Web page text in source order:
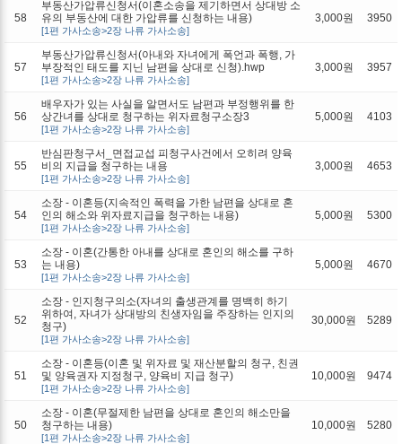
58
부동산가압류신청서(이혼소송을 제기하면서 상대방 소
유의 부동산에 대한 가압류를 신청하는 내용)
[1편 가사소송>2장 나류 가사소송]
3,000원 3950
57
부동산가압류신청서(아내와 자녀에게 폭언과 폭행, 가
부장적인 태도를 지닌 남편을 상대로 신청).hwp
[1편 가사소송>2장 나류 가사소송]
3,000원 3957
56
배우자가 있는 사실을 알면서도 남편과 부정행위를 한
상간녀를 상대로 청구하는 위자료청구소장3
[1편 가사소송>2장 나류 가사소송]
5,000원 4103
55
반심판청구서_면접교섭 피청구사건에서 오히려 양육
비의 지급을 청구하는 내용
[1편 가사소송>2장 나류 가사소송]
3,000원 4653
54
소장 - 이혼등(지속적인 폭력을 가한 남편을 상대로 혼
인의 해소와 위자료지급을 청구하는 내용)
[1편 가사소송>2장 나류 가사소송]
5,000원 5300
53
소장 - 이혼(간통한 아내를 상대로 혼인의 해소를 구하
는 내용)
[1편 가사소송>2장 나류 가사소송]
5,000원 4670
52
소장 - 인지청구의소(자녀의 출생관계를 명백히 하기
위하여, 자녀가 상대방의 친생자임을 주장하는 인지의
청구)
[1편 가사소송>2장 나류 가사소송]
30,000원 5289
51
소장 - 이혼등(이혼 및 위자료 및 재산분할의 청구, 친권
및 양육권자 지정청구, 양육비 지급 청구)
[1편 가사소송>2장 나류 가사소송]
10,000원 9474
50
소장 - 이혼(무절제한 남편을 상대로 혼인의 해소만을
청구하는 내용)
[1편 가사소송>2장 나류 가사소송]
10,000원 5280